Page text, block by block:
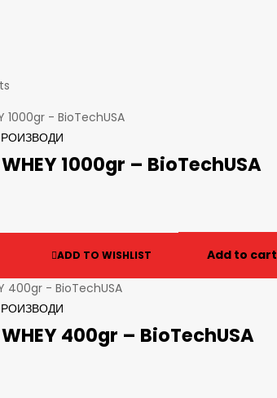
WHEY 1000gr – BioTechUSA
ADD TO WISHLIST Add to cart
WHEY 400gr – BioTechUSA